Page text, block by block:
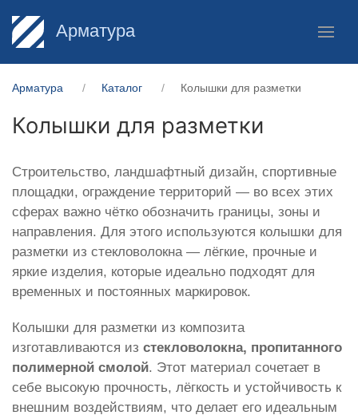
Арматура
Арматура Каталог Колышки для разметки
Колышки для разметки
Строительство, ландшафтный дизайн, спортивные
площадки, ограждение территорий — во всех этих
сферах важно чётко обозначить границы, зоны и
направления. Для этого используются колышки для
разметки из стекловолокна — лёгкие, прочные и
яркие изделия, которые идеально подходят для
временных и постоянных маркировок.
Колышки для разметки из композита
изготавливаются из стекловолокна, пропитанного
полимерной смолой. Этот материал сочетает в
себе высокую прочность, лёгкость и устойчивость к
внешним воздействиям, что делает его идеальным